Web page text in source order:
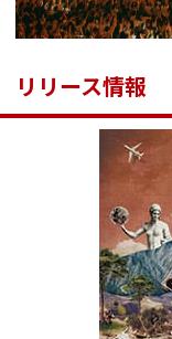
リリース情報